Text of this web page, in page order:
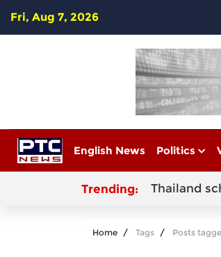
Fri, Aug 7, 2026
English News Politics
Trending: Thailand
Home Tags Posts